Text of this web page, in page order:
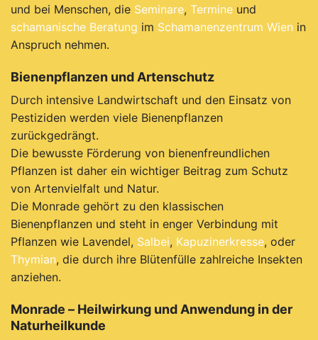
und bei Menschen, die Seminare, Termine und
schamanische Beratung im Schamanenzentrum Wien in
Anspruch nehmen.
Bienenpflanzen und Artenschutz
Durch intensive Landwirtschaft und den Einsatz von
Pestiziden werden viele Bienenpflanzen
zurückgedrängt.
Die bewusste Förderung von bienenfreundlichen
Pflanzen ist daher ein wichtiger Beitrag zum Schutz
von Artenvielfalt und Natur.
Die Monrade gehört zu den klassischen
Bienenpflanzen und steht in enger Verbindung mit
Pflanzen wie Lavendel, Salbei, Kapuzinerkresse, oder
Thymian, die durch ihre Blütenfülle zahlreiche Insekten
anziehen.
Monrade – Heilwirkung und Anwendung in der
Naturheilkunde